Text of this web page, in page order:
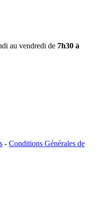
au vendredi de 7h30 à
- Conditions Générales de